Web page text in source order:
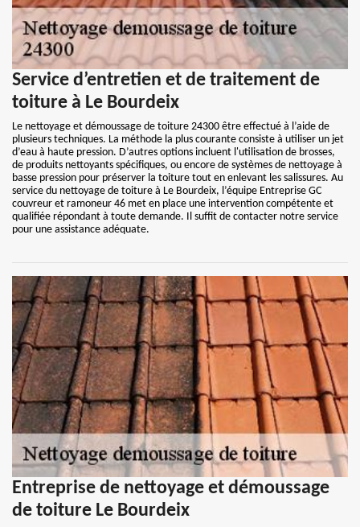
Service d’entretien et de traitement de
toiture à Le Bourdeix
Le nettoyage et démoussage de toiture 24300 être effectué à l’aide de
plusieurs techniques. La méthode la plus courante consiste à utiliser un jet
d’eau à haute pression. D’autres options incluent l'utilisation de brosses,
de produits nettoyants spécifiques, ou encore de systèmes de nettoyage à
basse pression pour préserver la toiture tout en enlevant les salissures. Au
service du nettoyage de toiture à Le Bourdeix, l’équipe Entreprise GC
couvreur et ramoneur 46 met en place une intervention compétente et
qualifiée répondant à toute demande. Il suffit de contacter notre service
pour une assistance adéquate.
Entreprise de nettoyage et démoussage
de toiture Le Bourdeix